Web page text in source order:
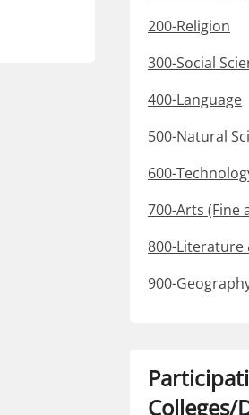
200-Religion
300-Social
400-Language
500-Natural
600-
700-Arts (Fine
800-Literature
900-
Colleges/